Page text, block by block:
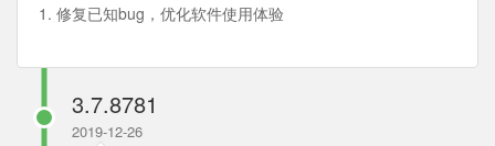
1. 修复已知bug，优化软件使用体验
3.7.8781
2019-12-26